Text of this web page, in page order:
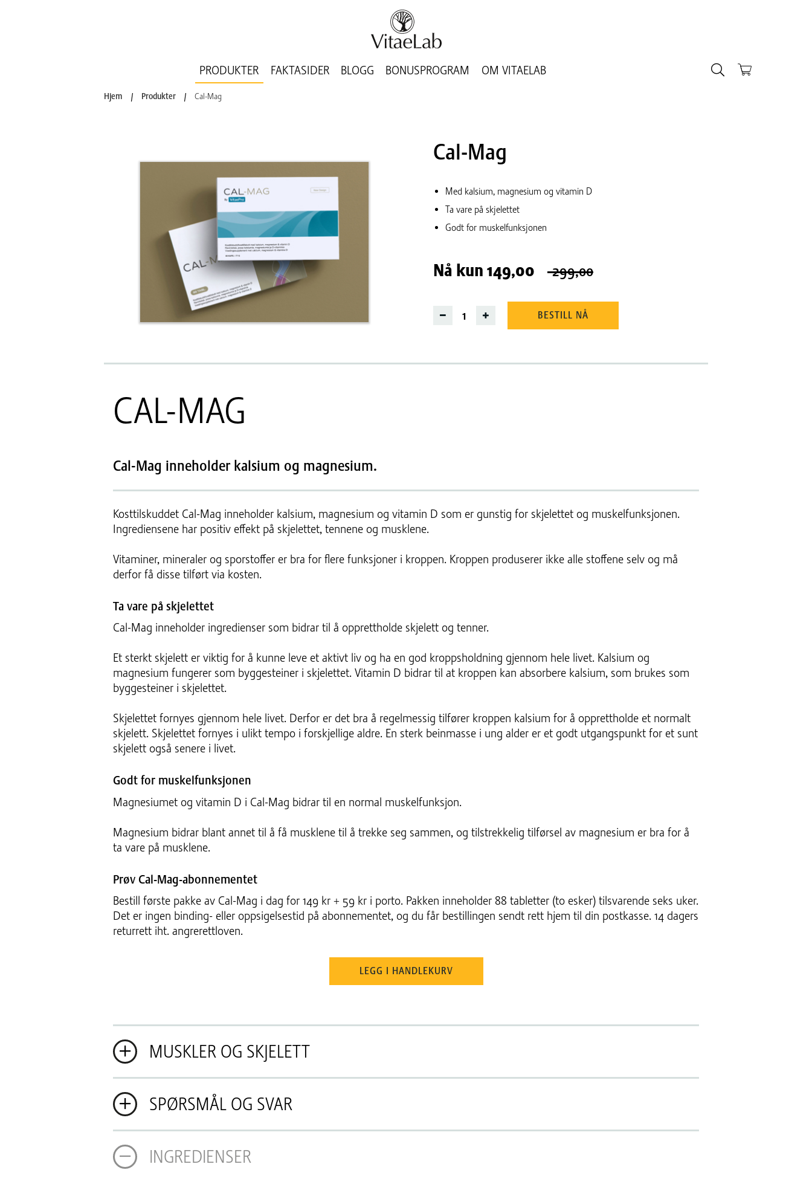
PRODUKTER FAKTASIDER BLOGG BONUSPROGRAM OM VITAELAB
Hjem / Produkter / Cal-Mag
Cal-Mag
Med kalsium, magnesium og vitamin D
Ta vare på skjelettet
Godt for muskelfunksjonen
Nå kun 149,00 299,00
BESTILL NÅ
CAL-MAG
Cal-Mag inneholder kalsium og magnesium.
Kosttilskuddet Cal-Mag inneholder kalsium, magnesium og vitamin D som er gunstig for skjelettet og muskelfunksjonen.
Ingrediensene har positiv effekt på skjelettet, tennene og musklene.
Vitaminer, mineraler og sporstoffer er bra for flere funksjoner i kroppen. Kroppen produserer ikke alle stoffene selv og må
derfor få disse tilført via kosten.
Ta vare på skjelettet
Cal-Mag inneholder ingredienser som bidrar til å opprettholde skjelett og tenner.
Et sterkt skjelett er viktig for å kunne leve et aktivt liv og ha en god kroppsholdning gjennom hele livet. Kalsium og
magnesium fungerer som byggesteiner i skjelettet. Vitamin D bidrar til at kroppen kan absorbere kalsium, som brukes som
byggesteiner i skjelettet.
Skjelettet fornyes gjennom hele livet. Derfor er det bra å regelmessig tilfører kroppen kalsium for å opprettholde et normalt
skjelett. Skjelettet fornyes i ulikt tempo i forskjellige aldre. En sterk beinmasse i ung alder er et godt utgangspunkt for et sunt
skjelett også senere i livet.
Godt for muskelfunksjonen
Magnesiumet og vitamin D i Cal-Mag bidrar til en normal muskelfunksjon.
Magnesium bidrar blant annet til å få musklene til å trekke seg sammen, og tilstrekkelig tilførsel av magnesium er bra for å
ta vare på musklene.
Prøv Cal-Mag-abonnementet
Bestill første pakke av Cal-Mag i dag for 149 kr + 59 kr i porto. Pakken inneholder 88 tabletter (to esker) tilsvarende seks uker.
Det er ingen binding- eller oppsigelsestid på abonnementet, og du får bestillingen sendt rett hjem til din postkasse. 14 dagers
returrett iht. angrerettloven.
LEGG I HANDLEKURV
MUSKLER OG SKJELETT
SPØRSMÅL OG SVAR
INGREDIENSER